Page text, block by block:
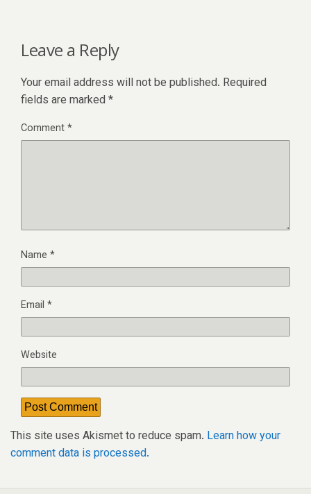
Leave a Reply
Your email address will not be published. Required
fields are marked *
Comment*
Name *
Email *
Website
This site uses Akismet to reduce spam. Learn how your
comment data is processed.